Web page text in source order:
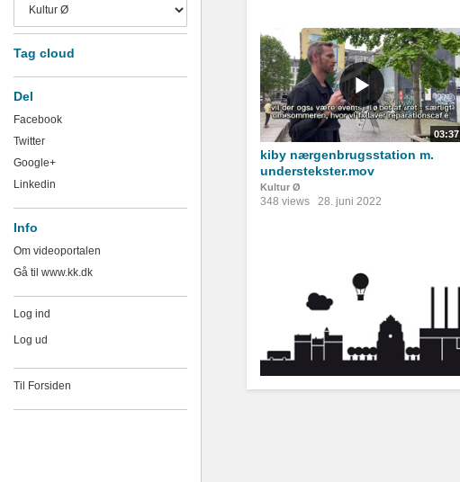
Tag cloud
Del
Facebook
Twitter
Google+
Linkedin
Info
Om videoportalen
Gå til www.kk.dk
Log ind
Log ud
Til Forsiden
03:37
kiby nærgenbrugsstation m.
understekster.mov
Kultur Ø
348 views 28. juni 2022